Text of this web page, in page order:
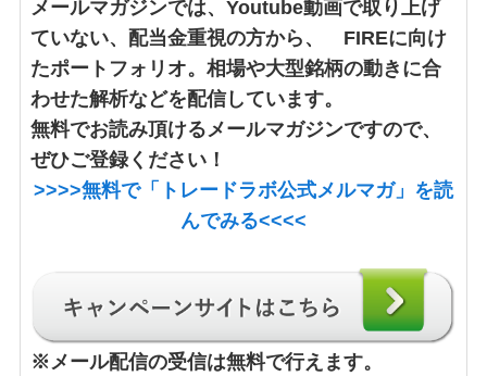
メールマガジンでは、Youtube動画で取り上げ
ていない、配当金重視の方から、 FIREに向け
たポートフォリオ。相場や大型銘柄の動きに合
わせた解析などを配信しています。
無料でお読み頂けるメールマガジンですので、
ぜひご登録ください！
>>>>無料で「トレードラボ公式メルマガ」 を読
んでみる<<<<
※メール配信の受信は無料で行えます。